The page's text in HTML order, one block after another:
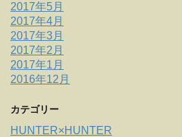
2017年5月
2017年4月
2017年3月
2017年2月
2017年1月
2016年12月
カテゴリー
HUNTER×HUNTER